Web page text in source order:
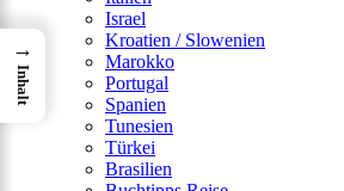
Israel
Kroatien / Slowenien
Marokko
Portugal
Spanien
Tunesien
Türkei
Brasilien
→
Inhalt